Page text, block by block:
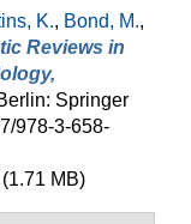
K., Bond, M.,
Reviews in
Springer
978-3-658-
(1.71 MB)